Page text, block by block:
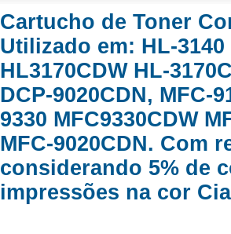
Cartucho de Toner
Utilizado em: HL-3140
HL3170CDW HL-
DCP-9020CDN, MFC-
9330 MFC9330CDW
MFC-9020CDN. Com
considerando 5% de
impressões na cor